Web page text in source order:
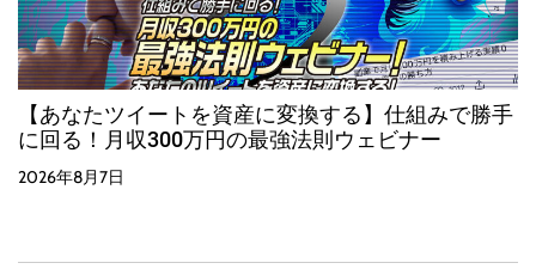
【あなたツイートを資産に変換する】仕組みで勝手
に回る！月収300万円の最強法則ウェビナー
2026年8月7日